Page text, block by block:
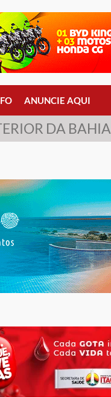
ANUNCIE AQUI
DA BAHIA